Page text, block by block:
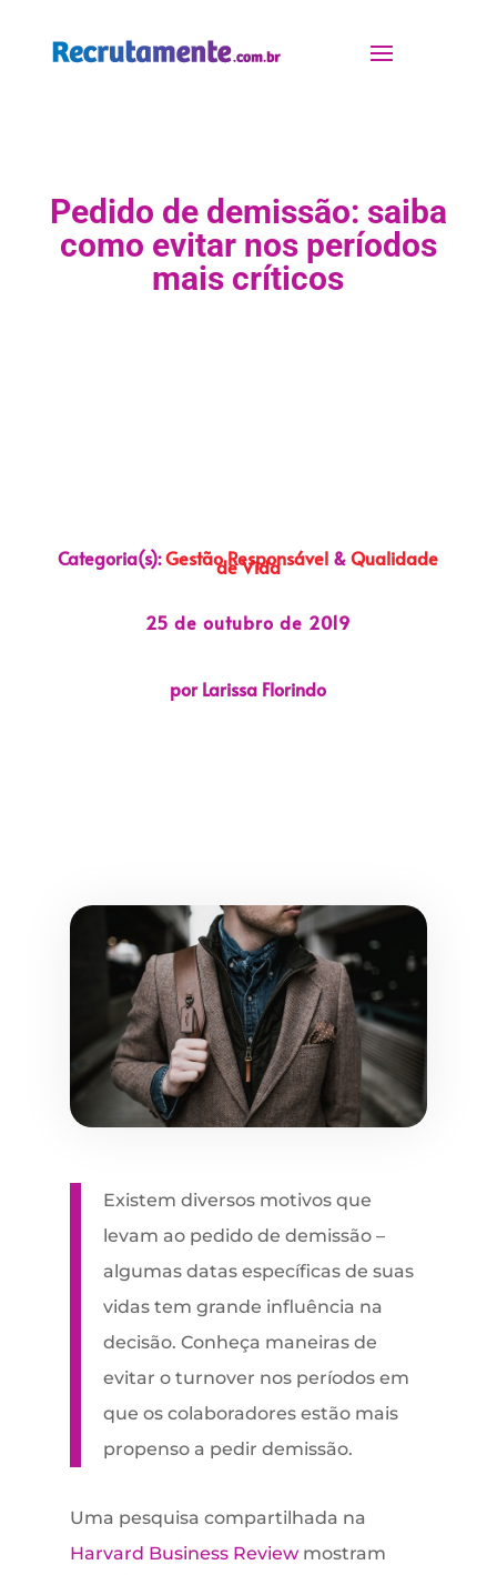
Pedido de demissão: saiba
como evitar nos períodos
mais críticos
Categoria(s):Gestão Responsável &Qualidade
de Vida
25 de outubro de 2019
por Larissa Florindo
Existem diversos motivos que
levam ao pedido de demissão –
algumas datas específicas de suas
vidas tem grande influência na
decisão. Conheça maneiras de
evitar o turnover nos períodos em
que os colaboradores estão mais
propenso a pedir demissão.
Uma pesquisa compartilhada na
Harvard Business Reviewmostram